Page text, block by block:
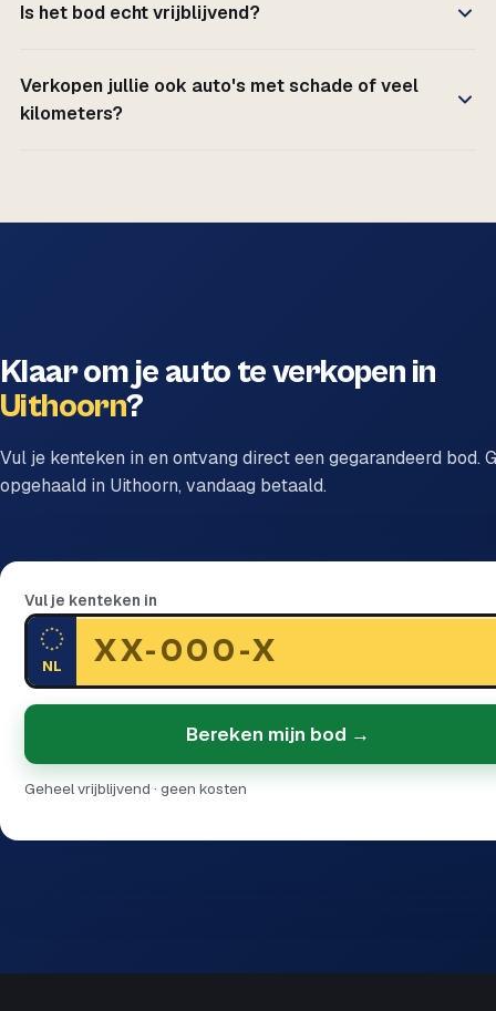
Is het bod echt vrijblijvend?
Verkopen jullie ook auto's met schade of veel
kilometers?
Klaar om je auto te verkopen in
Uithoorn?
Vul je kenteken in en ontvang direct een gegarandeerd bod.
opgehaald in Uithoorn, vandaag betaald.
Vul je kenteken in
NL
Bereken mijn bod →
Geheel vrijblijvend · geen kosten